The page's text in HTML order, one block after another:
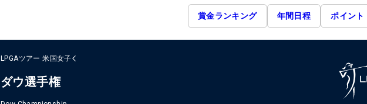
賞金ランキング 年間日程 ポイント
LPGAツアー 米国女子
ダウ選手権